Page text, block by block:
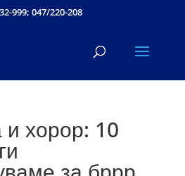
999; 047/220-208
и хорор: 10